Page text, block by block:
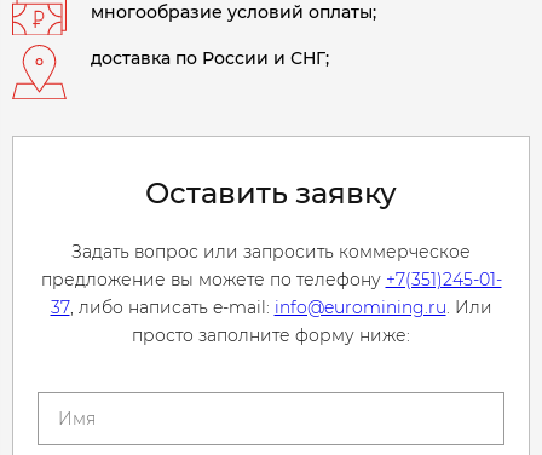
многообразие условий оплаты;
доставка по России и СНГ;
Оставить заявку
Задать вопрос или запросить коммерческое
предложение вы можете по телефону +7(351)245-01-
37, либо написать e-mail: info@euromining.ru. Или
просто заполните форму ниже: